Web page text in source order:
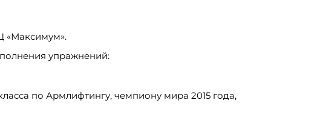
«Максимум».
упражнений:
по Армлифтингу, чемпиону мира 2015 года,